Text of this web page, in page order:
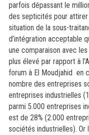
parfois dépassant le
des septicités pour
situation de la sous-
d’intégration acceptable
une comparaison avec
plus élevé par rapport à
forum à El Moudjahid en
nombre des entreprises
entreprises industrielles
parmi 5.000 entreprises
est de 28% (2.000
sociétés industrielles).